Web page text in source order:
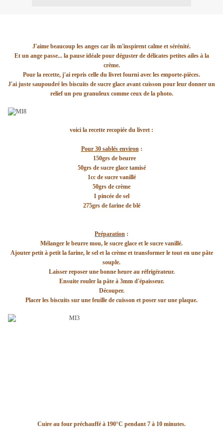
J'aime beaucoup les anges car ils m'inspirent calme et sérénité.
Et un ange passe... la pause idéale pour déguster de délicates petites ailes à la
crème.
Pour la recette, j'ai repris celle du livret fourni avec les emporte-pièces.
J'ai juste saupoudré les biscuits de sucre glace avant cuisson pour leur donner un
relief un peu granuleux comme ceux de la photo.
voici la recette recopiée du livret :
Pour 30 sablés environ:
150grs de beurre
50grs de sucre glace tamisé
1cc de sucre vanillé
50grs de crème
1 pincée de sel
275grs de farine de blé
Préparation :
Mélanger le beurre mou, le sucre glace et le sucre vanillé.
Ajouter petit à petit la farine, le sel et la crème et transformer le tout en une pâte
souple.
Laisser reposer une bonne heure au réfrigérateur.
Ensuite rouler la pâte à 3mm d'épaisseur.
Découper.
Placer les biscuits sur une feuille de cuisson et poser sur une plaque.
Cuire au four préchauffé à 190°C pendant 7 à 10 minutes.